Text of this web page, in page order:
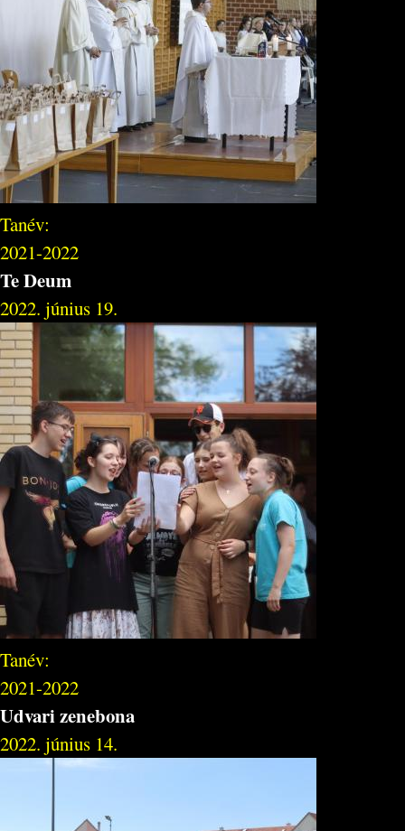
Tanév:
2021-2022
Te Deum
2022. június 19.
Tanév:
2021-2022
Udvari zenebona
2022. június 14.